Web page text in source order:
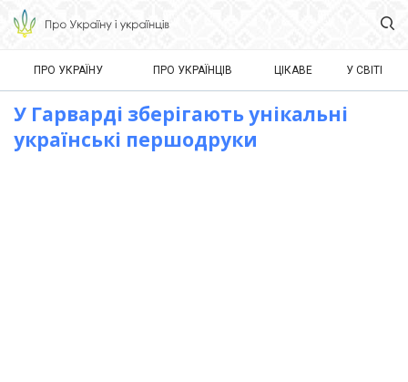
ПРО УКРАЇНУ ПРО УКРАЇНЦІВ ЦІКАВЕ У СВІТІ
У Гарварді зберігають унікальні
українські першодруки